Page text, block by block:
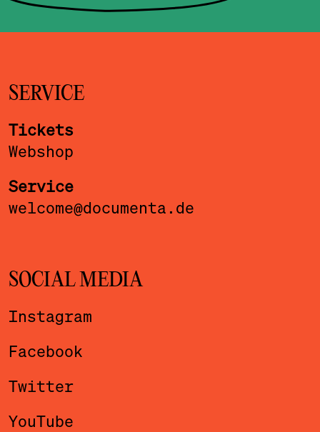
SERVICE
Tickets
Webshop
Service
welcome@documenta.de
SOCIAL MEDIA
Instagram
Facebook
Twitter
YouTube